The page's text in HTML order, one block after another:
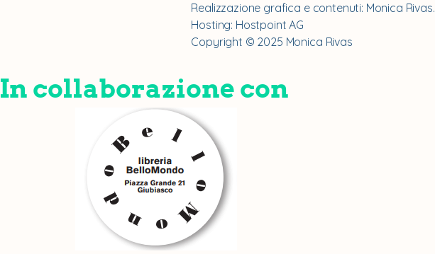
Realizzazione grafica e contenuti: Monica Rivas.
Hosting: Hostpoint AG
Copyright © 2025 Monica Rivas
In collaborazione con